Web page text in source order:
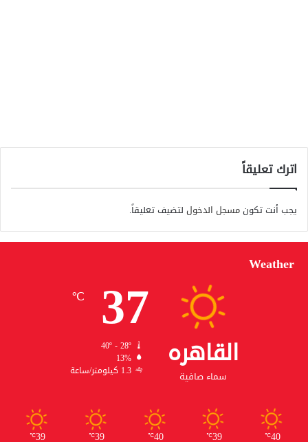
اترك تعليقاً
يجب أنت تكونمسجل الدخول لتضيف تعليقاً.
Weather
القاهره
سماء صافية
37
℃
40º - 28º
13%
1.3 كيلومتر/ساعة
40
℃
39
℃
40
℃
39
℃
39
℃